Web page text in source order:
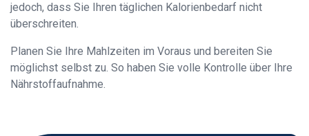
jedoch, dass Sie Ihren täglichen Kalorienbedarf nicht
überschreiten.
Planen Sie Ihre Mahlzeiten im Voraus und bereiten Sie
möglichst selbst zu. So haben Sie volle Kontrolle über Ihre
Nährstoffaufnahme.